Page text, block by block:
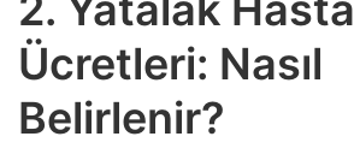
Ücretleri: Nasıl
Belirlenir?